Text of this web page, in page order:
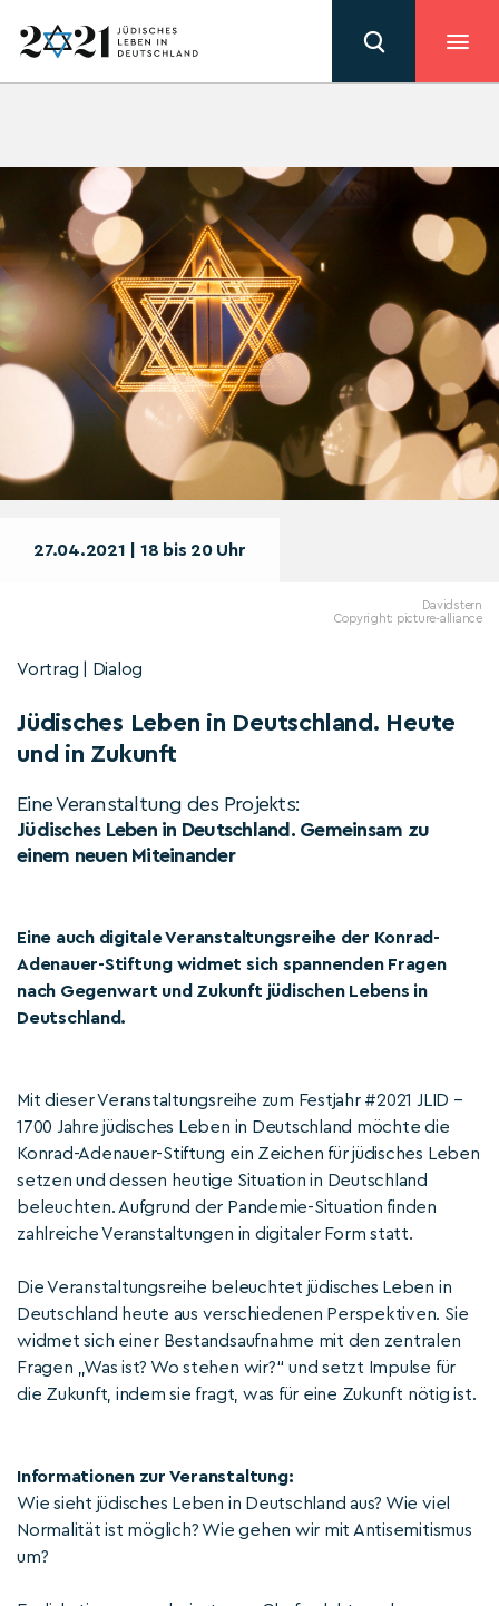
27.04.2021 | 18 bis 20 Uhr
Davidstern
Copyright: picture-alliance
Vortrag | Dialog
Jüdisches Leben in Deutschland. Heute
und in Zukunft
Eine Veranstaltung des Projekts:
Jüdisches Leben in Deutschland. Gemeinsam zu
einem neuen Miteinander
Eine auch digitale Veranstaltungsreihe der Konrad-
Adenauer-Stiftung widmet sich spannenden Fragen
nach Gegenwart und Zukunft jüdischen Lebens in
Deutschland.
Mit dieser Veranstaltungsreihe zum Festjahr #2021 JLID –
1700 Jahre jüdisches Leben in Deutschland möchte die
Konrad-Adenauer-Stiftung ein Zeichen für jüdisches Leben
setzen und dessen heutige Situation in Deutschland
beleuchten. Aufgrund der Pandemie-Situation finden
zahlreiche Veranstaltungen in digitaler Form statt.
Die Veranstaltungsreihe beleuchtet jüdisches Leben in
Deutschland heute aus verschiedenen Perspektiven. Sie
widmet sich einer Bestandsaufnahme mit den zentralen
Fragen „Was ist? Wo stehen wir?“ und setzt Impulse für
die Zukunft, indem sie fragt, was für eine Zukunft nötig ist.
Informationen zur Veranstaltung:
Wie sieht jüdisches Leben in Deutschland aus? Wie viel
Normalität ist möglich? Wie gehen wir mit Antisemitismus
um?